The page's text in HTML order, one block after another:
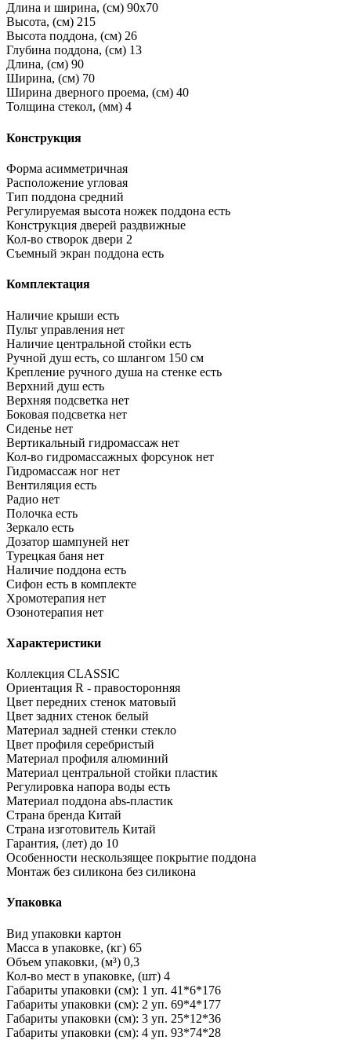
Длина и ширина, (см) 90x70
Высота, (см) 215
Высота поддона, (см) 26
Глубина поддона, (см) 13
Длина, (см) 90
Ширина, (см) 70
Ширина дверного проема, (см) 40
Толщина стекол, (мм) 4
Конструкция
Форма асимметричная
Расположение угловая
Тип поддона средний
Регулируемая высота ножек поддона есть
Конструкция дверей раздвижные
Кол-во створок двери 2
Съемный экран поддона есть
Комплектация
Наличие крыши есть
Пульт управления нет
Наличие центральной стойки есть
Ручной душ есть, со шлангом 150 см
Крепление ручного душа на стенке есть
Верхний душ есть
Верхняя подсветка нет
Боковая подсветка нет
Сиденье нет
Вертикальный гидромассаж нет
Кол-во гидромассажных форсунок нет
Гидромассаж ног нет
Вентиляция есть
Радио нет
Полочка есть
Зеркало есть
Дозатор шампуней нет
Турецкая баня нет
Наличие поддона есть
Сифон есть в комплекте
Хромотерапия нет
Озонотерапия нет
Характеристики
Коллекция CLASSIC
Ориентация R - правосторонняя
Цвет передних стенок матовый
Цвет задних стенок белый
Материал задней стенки стекло
Цвет профиля серебристый
Материал профиля алюминий
Материал центральной стойки пластик
Регулировка напора воды есть
Материал поддона abs-пластик
Страна бренда Китай
Страна изготовитель Китай
Гарантия, (лет) до 10
Особенности нескользящее покрытие поддона
Монтаж без силикона без силикона
Упаковка
Вид упаковки картон
Масса в упаковке, (кг) 65
Объем упаковки, (м³) 0,3
Кол-во мест в упаковке, (шт) 4
Габариты упаковки (см): 1 уп. 41*6*176
Габариты упаковки (см): 2 уп. 69*4*177
Габариты упаковки (см): 3 уп. 25*12*36
Габариты упаковки (см): 4 уп. 93*74*28